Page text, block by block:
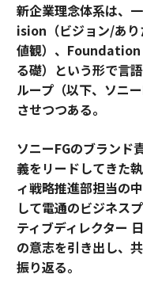
新企業理念体系は、
ision（ビジョン/あ
値観）、Foundation
る礎）という形で言
ループ（以下、ソニ
させつつある。
ソニーFGのブランド
義をリードしてきた
ィ戦略推進部担当の
して電通のビジネス
ティブディレクター
の意志を引き出し、
振り返る。